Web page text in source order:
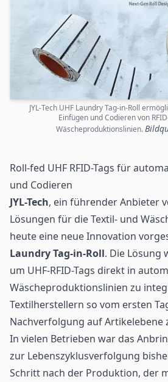
JYL-Tech UHF Laundry Tag-in-Roll
Einfügen und Codieren von
Wäscheproduktionslinien.
Roll-fed UHF RFID-Tags für
und Codieren
JYL-Tech, ein führender Anbieter
Lösungen für die Textil- und
heute eine neue Innovation
Laundry Tag-in-Roll. Die Lösung
um UHF-RFID-Tags direkt in
Wäscheproduktionslinien zu
Textilherstellern so vom ersten
Nachverfolgung auf Artikelebene
In vielen Betrieben war das
zur Lebenszyklusverfolgung
Schritt nach der Produktion, der